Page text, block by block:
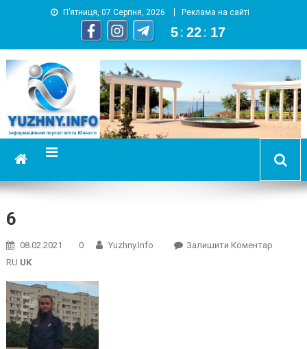
П’ятниця, 07 Серпня, 2026 Реклама на сайті
5 : 22 : 18
YUZHNY.INFO
информационный портал города Южный
6
08.02.2021 0 Yuzhny.info Залишити КоментарOn
RU UK